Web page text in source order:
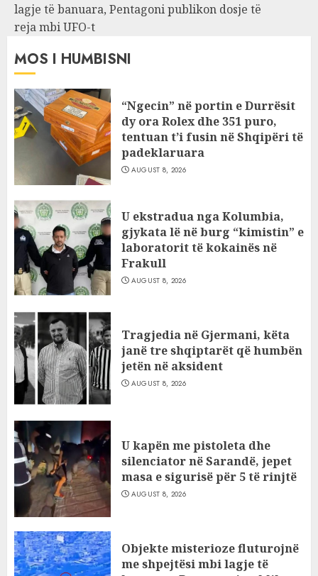
lagje të banuara, Pentagoni publikon dosje të
reja mbi UFO-t
MOS I HUMBISNI
“Ngecin” në portin e Durrësit
dy ora Rolex dhe 351 puro,
tentuan t’i fusin në Shqipëri të
padeklaruara
AUGUST 8, 2026
U ekstradua nga Kolumbia,
gjykata lë në burg “kimistin” e
laboratorit të kokainës në
Frakull
AUGUST 8, 2026
Tragjedia në Gjermani, këta
janë tre shqiptarët që humbën
jetën në aksident
AUGUST 8, 2026
U kapën me pistoleta dhe
silenciator në Sarandë, jepet
masa e sigurisë për 5 të rinjtë
AUGUST 8, 2026
Objekte misterioze fluturojnë
me shpejtësi mbi lagje të